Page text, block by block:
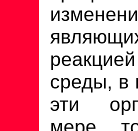
среды, в
эти
мере